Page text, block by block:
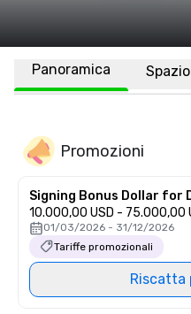
Panoramica
Promozioni
Signing Bonus Dollar for
10.000,00 USD - 75.000,00
01/03/2026 - 31/12/2026
Tariffe promozionali
Riscatta